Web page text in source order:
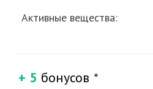
Активные вещества:
+ 5 бонусов *